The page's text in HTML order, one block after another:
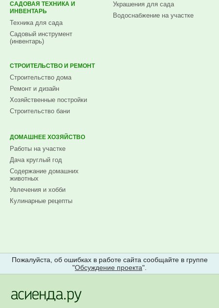
САДОВАЯ ТЕХНИКА И
ИНВЕНТАРЬ
Техника для сада
Садовый инструмент
(инвентарь)
Украшения для сада
Водоснабжение на участке
СТРОИТЕЛЬСТВО И РЕМОНТ
Строительство дома
Ремонт и дизайн
Хозяйственные постройки
Строительство бани
ДОМАШНЕЕ ХОЗЯЙСТВО
Работы на участке
Дача круглый год
Содержание домашних
животных
Увлечения и хобби
Кулинарные рецепты
Пожалуйста, об ошибках в работе сайта сообщайте в группе
"Обсуждение проекта".